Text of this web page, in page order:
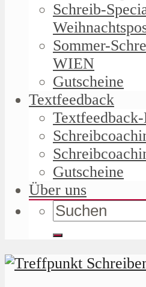
Schreib-
Sommer-
WIEN
Gutscheine
Textfeedback
Gutscheine
Über uns